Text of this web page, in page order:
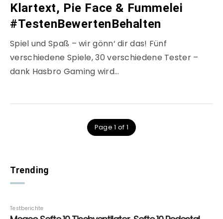
Klartext, Pie Face & Fummelei
#TestenBewertenBehalten
Spiel und Spaß – wir gönn‘ dir das! Fünf
verschiedene Spiele, 30 verschiedene Tester –
dank Hasbro Gaming wird…
Page 1 of 1
Trending